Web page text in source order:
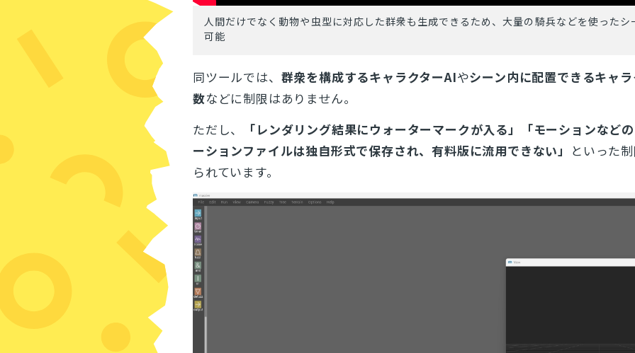
人間だけでなく動物や虫型に対応した群衆も生成できるため、大量の騎兵などを使ったシ
可能
同ツールでは、 群衆を構成するキャラクターAIやシーン内に配置できるキャ
数などに制限はありません。
ただし、
「レンダリング結果にウォーターマークが入る」「モーションなど
ーションファイルは独自形式で保存され、有料版に流用できない」 といった
られています。